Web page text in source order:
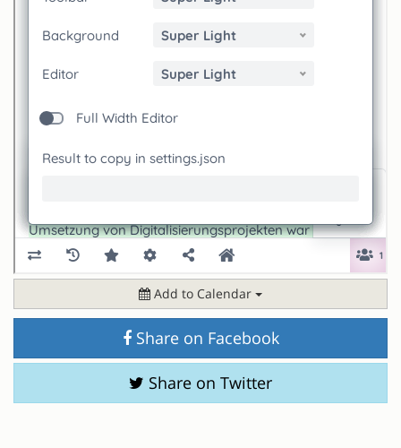
Add to Calendar
Share on Facebook
Share on Twitter